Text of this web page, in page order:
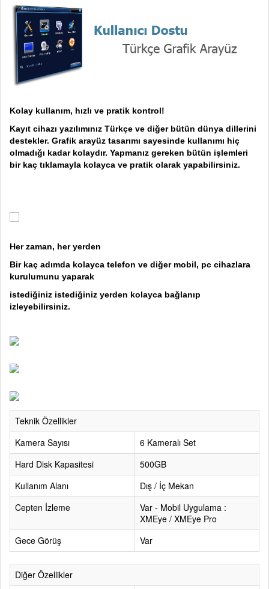
Kolay kullanım, hızlı ve pratik kontrol!
Kayıt cihazı yazılımınız Türkçe ve diğer bütün dünya dillerini
destekler. Grafik arayüz tasarımı sayesinde kullanımı hiç
olmadığı kadar kolaydır. Yapmanız gereken bütün işlemleri
bir kaç tıklamayla kolayca ve pratik olarak yapabilirsiniz.
Her zaman, her yerden
Bir kaç adımda kolayca telefon ve diğer mobil, pc cihazlara
kurulumunu yaparak
istediğiniz istediğiniz yerden kolayca bağlanıp
izleyebilirsiniz.
Teknik Özellikler
Kamera Sayısı
6 Kameralı Set
Hard Disk Kapasitesi
500GB
Kullanım Alanı
Dış / İç Mekan
Cepten İzleme
Var - Mobil Uygulama :
XMEye / XMEye Pro
Gece Görüş
Var
Diğer Özellikler